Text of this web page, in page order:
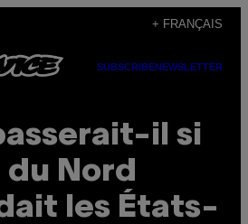
+ FRANÇAIS
SUBSCRIBENEWSLETTER
il si
du Nord
les États-